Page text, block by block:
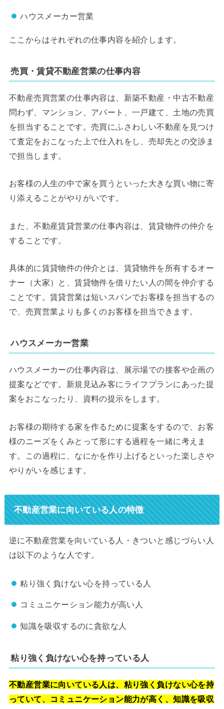
ハウスメーカー営業
ここからはそれぞれの仕事内容を紹介します。
売買・賃貸不動産営業の仕事内容
不動産売買営業の仕事内容は、新築不動産・中古不動産
問わず、マンション、アパート、一戸建て、土地の売買
を担当することです。売買にふさわしい不動産を見つけ
て査定をおこなった上で仕入れをし、売却先との交渉ま
で担当します。
お客様の人生の中で家を買うといった大きな買い物に寄
り添えることがやりがいです。
また、不動産賃貸営業の仕事内容は、賃貸物件の仲介を
することです。
具体的に賃貸物件の仲介とは、賃貸物件を所有するオー
ナー（大家）と、賃貸物件を借りたい人の間を仲介する
ことです。賃貸営業は短いスパンでお客様を担当するの
で、売買営業よりも多くのお客様を担当できます。
ハウスメーカー営業
ハウスメーカーの仕事内容は、展示場での接客や企画の
提案などです。新規見込み客にライフプランにあった提
案をおこなったり、資料の提示をします。
お客様の期待する家を作るために提案をするので、お客
様のニーズをくみとって形にする過程を一緒に考えま
す。この過程に、なにかを作り上げるといった楽しさや
やりがいを感じます。
不動産営業に向いている人の特徴
逆に不動産営業を向いている人・きついと感じづらい人
は以下のような人です。
粘り強く負けない心を持っている人
コミュニケーション能力が高い人
知識を吸収するのに貪欲な人
粘り強く負けない心を持っている人
不動産営業に向いている人は、粘り強く負けない心を持
っていて、コミュニケーション能力が高く、知識を吸収